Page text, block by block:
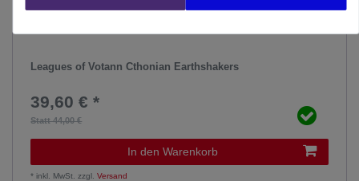
Leagues of Votann Cthonian Earthshakers
Statt 44,00 €
39,60 € *
In den Warenkorb
*inkl. MwSt. zzgl.Versand